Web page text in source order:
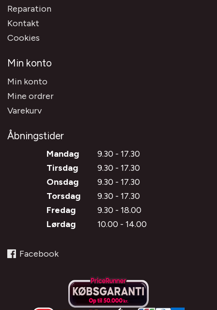
Reparation
Kontakt
Cookies
Min konto
Min konto
Mine ordrer
Varekurv
Åbningstider
Mandag
9.30 - 17.30
Tirsdag
9.30 - 17.30
Onsdag
9.30 - 17.30
Torsdag
9.30 - 17.30
Fredag
9.30 - 18.00
Lørdag
10.00 - 14.00
Facebook